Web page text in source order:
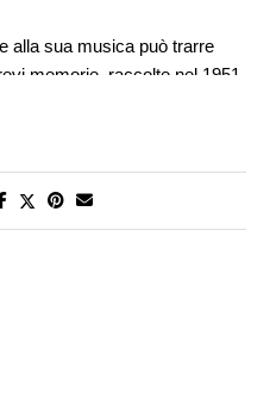
alla sua musica può trarre
memorie, raccolte nel 1951
musicale del «Figaro» sotto
titolare di Saint-Louis
Il sintetico profilo di